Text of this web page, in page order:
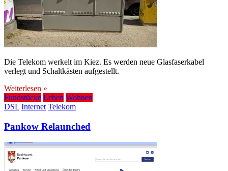
Die Telekom werkelt im Kiez. Es werden neue Glasfaserkabel
verlegt und Schaltkästen aufgestellt.
Weiterlesen »
Fundstücke Leben Wohnen
DSL Internet Telekom
Pankow Relaunched